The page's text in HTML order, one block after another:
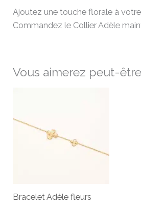
Ajoutez une touche florale à
Commandez le Collier Adèle
Vous aimerez peut-
Bracelet Adèle fleurs